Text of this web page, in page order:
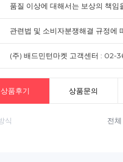
품질 이상에 대해서는 보상의 책임
관련법 및 소비자분쟁해결 규정에
(주) 배드민턴마켓 고객센터 : 02-
상품후기 상품문의